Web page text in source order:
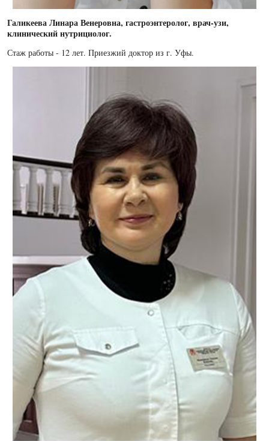
Галикеева Линара Венеровна, гастроэнтеролог, врач-узи,
клинический нутрициолог.
Стаж работы - 12 лет. Приезжий доктор из г. Уфы.